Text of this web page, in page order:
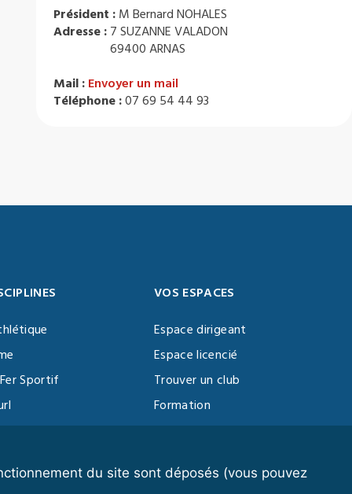
du site sont déposés (vous pouvez
Président : M Bernard NOHALES
Adresse : 7 SUZANNE VALADON
69400 ARNAS
Mail : Envoyer un mail
Téléphone :07 69 54 44 93
Sportif
Training
VOS ESPACES
Espace dirigeant
Espace licencié
Trouver un club
Formation